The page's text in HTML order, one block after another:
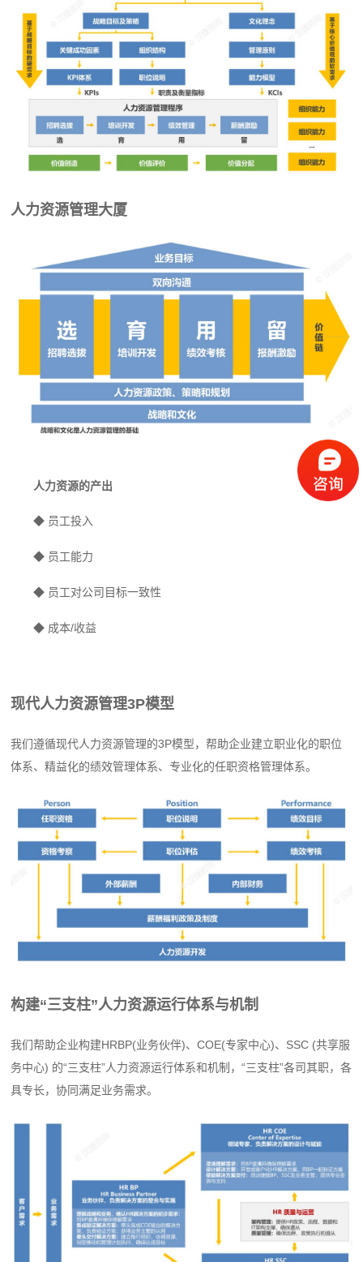
人力资源管理大厦
人力资源的产出
◆ 员工投入
◆ 员工能力
◆ 员工对公司目标一致性
◆ 成本/收益
现代人力资源管理3P模型
我们遵循现代人力资源管理的3P模型，帮助企业建立职业化的职位
体系、精益化的绩效管理体系、专业化的任职资格管理体系。
构建“三支柱”人力资源运行体系与机制
我们帮助企业构建HRBP(业务伙伴)、COE(专家中心)、SSC (共享服
务中心) 的“三支柱”人力资源运行体系和机制，“三支柱”各司其职，各
具专长，协同满足业务需求。